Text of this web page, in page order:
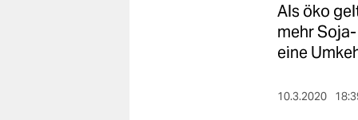
Als öko
mehr
eine
10.3.2020